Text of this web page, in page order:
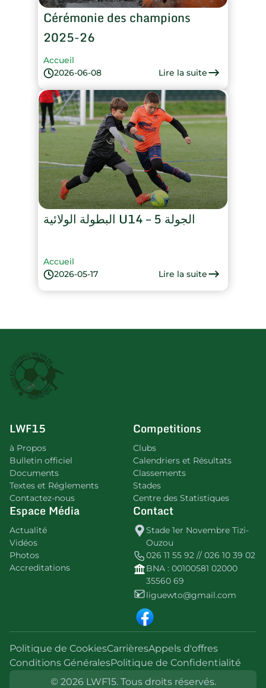
Cérémonie des champions
2025-26
2026-06-08
Accueil
Lire la suite
البطولة الولائية U14 – الجولة 5
2026-05-17
Accueil
Lire la suite
LWF15
à Propos
Bulletin officiel
Documents
Textes et Réglements
Contactez-nous
Competitions
Clubs
Calendriers et Résultats
Classements
Stades
Centre des Statistiques
Espace Média
Actualité
Vidéos
Photos
Accreditations
Contact
Stade 1er Novembre Tizi-
Ouzou
026 11 55 92 // 026 10 39 02
BNA : 00100581 02000
35560 69
liguewto@gmail.com
Politique de CookiesCarrièresAppels d'offres
Conditions GénéralesPolitique de Confidentialité
© 2026 LWF15. Tous droits réservés.